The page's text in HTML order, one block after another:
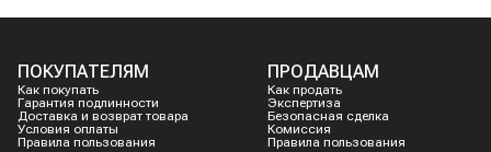
ПОКУПАТЕЛЯМ
Как покупать
Гарантия подлинности
Доставка и возврат товара
Условия оплаты
Правила пользования
ПРОДАВЦАМ
Как продать
Экспертиза
Безопасная сделка
Комиссия
Правила пользования